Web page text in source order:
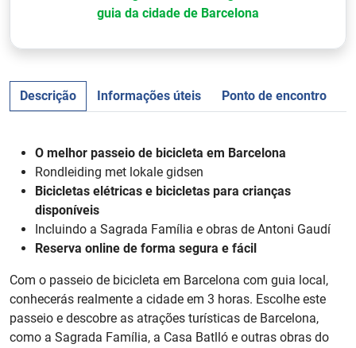
guia da cidade de Barcelona
Descrição Informações úteis Ponto de encontro
O melhor passeio de bicicleta em Barcelona
Rondleiding met lokale gidsen
Bicicletas elétricas e bicicletas para crianças
disponíveis
Incluindo a Sagrada Família e obras de Antoni Gaudí
Reserva online de forma segura e fácil
Com o passeio de bicicleta em Barcelona com guia local,
conhecerás realmente a cidade em 3 horas. Escolhe este
passeio e descobre as atrações turísticas de Barcelona,
como a Sagrada Família, a Casa Batlló e outras obras do